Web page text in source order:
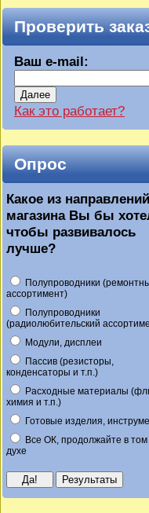
Проверить
Ваш e-mail:
Далее
Как это работает?
Опрос
Какое из направлений
магазина Вы бы
чтобы развивалось
лучше?
Полупроводники
ассортимент)
Полупроводники
(радиолюбительский
Модули, дисплеи
Пассив (резисторы,
конденсаторы и т.п.)
Расходные материалы
химия и т.п.)
Готовые изделия,
Все ОК, продолжайте в
духе